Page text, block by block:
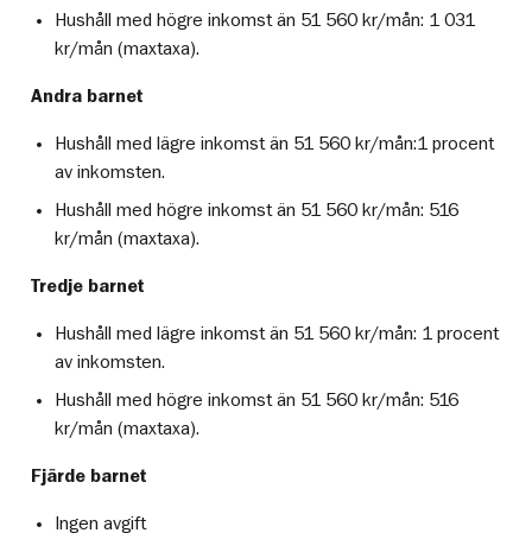
Hushåll med högre inkomst än 51 560 kr/mån: 1 031
kr/mån (maxtaxa).
Andra barnet
Hushåll med lägre inkomst än 51 560 kr/mån:1 procent
av inkomsten.
Hushåll med högre inkomst än 51 560 kr/mån: 516
kr/mån (maxtaxa).
Tredje barnet
Hushåll med lägre inkomst än 51 560 kr/mån: 1 procent
av inkomsten.
Hushåll med högre inkomst än 51 560 kr/mån: 516
kr/mån (maxtaxa).
Fjärde barnet
Ingen avgift